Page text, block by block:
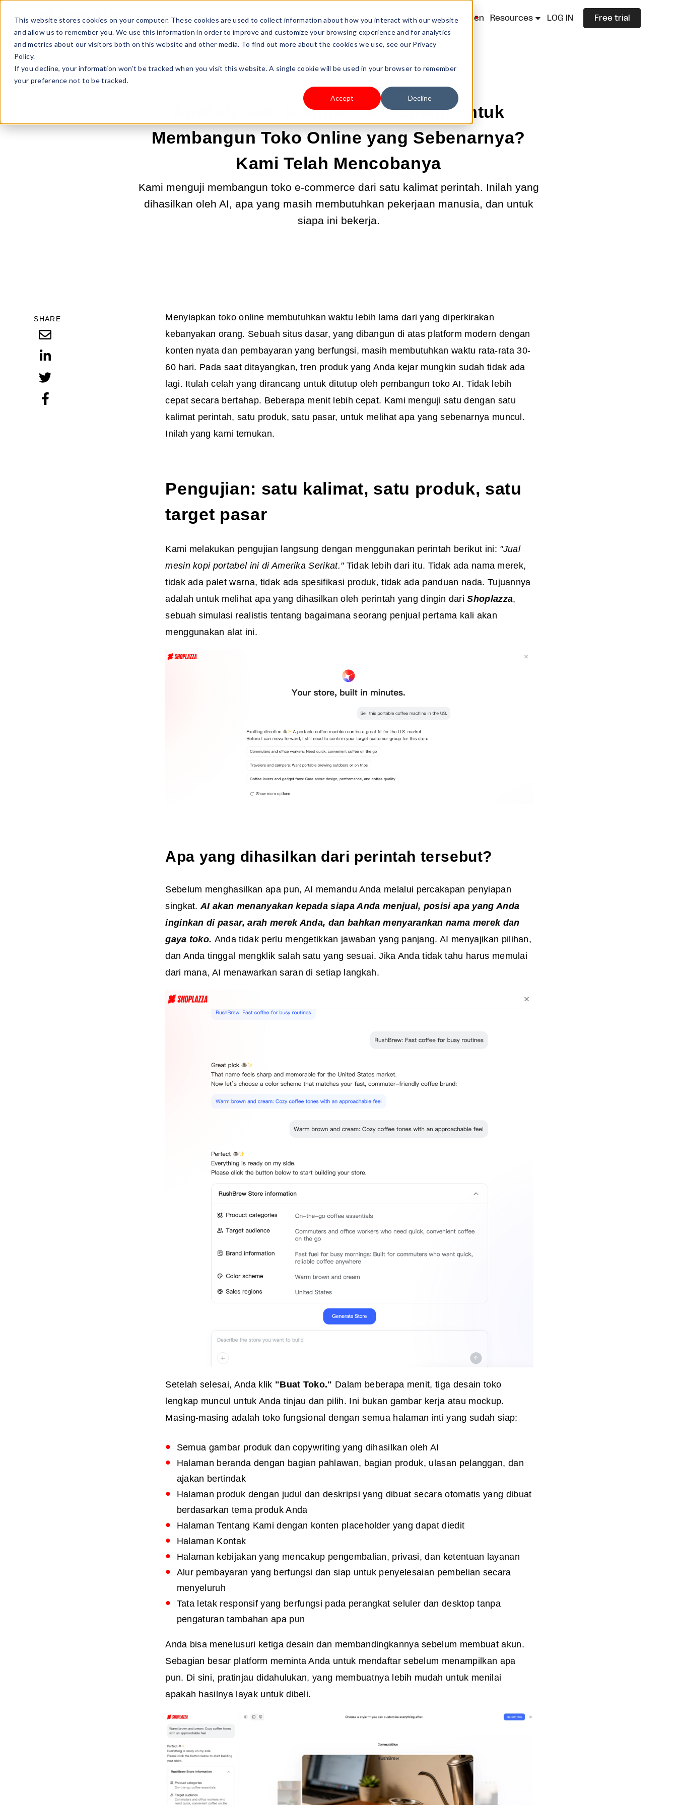
This website stores cookies on your computer. These cookies are used to collect information about how you interact with our website
and allow us to remember you. We use this information in order to improve and customize your browsing experience and for analytics
and metrics about our visitors both on this website and other media. To find out more about the cookies we use, see our Privacy
Policy.
If you decline, your information won’t be tracked when you visit this website. A single cookie will be used in your browser to remember
your preference not to be tracked.
Accept Decline
Sell Online Business Type Pricing Shoplazza.cn Resources LOG IN Free trial
2026 APR 20 09:00:00 | MEMULAI BISNIS
Apakah Satu Kalimat Saja Cukup untuk
Membangun Toko Online yang Sebenarnya?
Kami Telah Mencobanya
Kami menguji membangun toko e-commerce dari satu kalimat perintah. Inilah yang
dihasilkan oleh AI, apa yang masih membutuhkan pekerjaan manusia, dan untuk
siapa ini bekerja.
SHARE
Menyiapkan toko online membutuhkan waktu lebih lama dari yang diperkirakan
kebanyakan orang. Sebuah situs dasar, yang dibangun di atas platform modern dengan
konten nyata dan pembayaran yang berfungsi, masih membutuhkan waktu rata-rata 30-
60 hari. Pada saat ditayangkan, tren produk yang Anda kejar mungkin sudah tidak ada
lagi. Itulah celah yang dirancang untuk ditutup oleh pembangun toko AI. Tidak lebih
cepat secara bertahap. Beberapa menit lebih cepat. Kami menguji satu dengan satu
kalimat perintah, satu produk, satu pasar, untuk melihat apa yang sebenarnya muncul.
Inilah yang kami temukan.
Pengujian: satu kalimat, satu produk, satu
target pasar
Kami melakukan pengujian langsung dengan menggunakan perintah berikut ini: "Jual
mesin kopi portabel ini di Amerika Serikat."Tidak lebih dari itu. Tidak ada nama merek,
tidak ada palet warna, tidak ada spesifikasi produk, tidak ada panduan nada. Tujuannya
adalah untuk melihat apa yang dihasilkan oleh perintah yang dingin dariShoplazza,
sebuah simulasi realistis tentang bagaimana seorang penjual pertama kali akan
menggunakan alat ini.
Apa yang dihasilkan dari perintah tersebut?
Sebelum menghasilkan apa pun, AI memandu Anda melalui percakapan penyiapan
singkat.AI akan menanyakan kepada siapa Anda menjual, posisi apa yang Anda
inginkan di pasar, arah merek Anda, dan bahkan menyarankan nama merek dan
gaya toko. Anda tidak perlu mengetikkan jawaban yang panjang. AI menyajikan pilihan,
dan Anda tinggal mengklik salah satu yang sesuai. Jika Anda tidak tahu harus memulai
dari mana, AI menawarkan saran di setiap langkah.
Setelah selesai, Anda klik "Buat Toko." Dalam beberapa menit, tiga desain toko
lengkap muncul untuk Anda tinjau dan pilih. Ini bukan gambar kerja atau mockup.
Masing-masing adalah toko fungsional dengan semua halaman inti yang sudah siap:
Semua gambar produk dan copywriting yang dihasilkan oleh AI
Halaman beranda dengan bagian pahlawan, bagian produk, ulasan pelanggan, dan
ajakan bertindak
Halaman produk dengan judul dan deskripsi yang dibuat secara otomatis yang dibuat
berdasarkan tema produk Anda
Halaman Tentang Kami dengan konten placeholder yang dapat diedit
Halaman Kontak
Halaman kebijakan yang mencakup pengembalian, privasi, dan ketentuan layanan
Alur pembayaran yang berfungsi dan siap untuk penyelesaian pembelian secara
menyeluruh
Tata letak responsif yang berfungsi pada perangkat seluler dan desktop tanpa
pengaturan tambahan apa pun
Anda bisa menelusuri ketiga desain dan membandingkannya sebelum membuat akun.
Sebagian besar platform meminta Anda untuk mendaftar sebelum menampilkan apa
pun. Di sini, pratinjau didahulukan, yang membuatnya lebih mudah untuk menilai
apakah hasilnya layak untuk dibeli.